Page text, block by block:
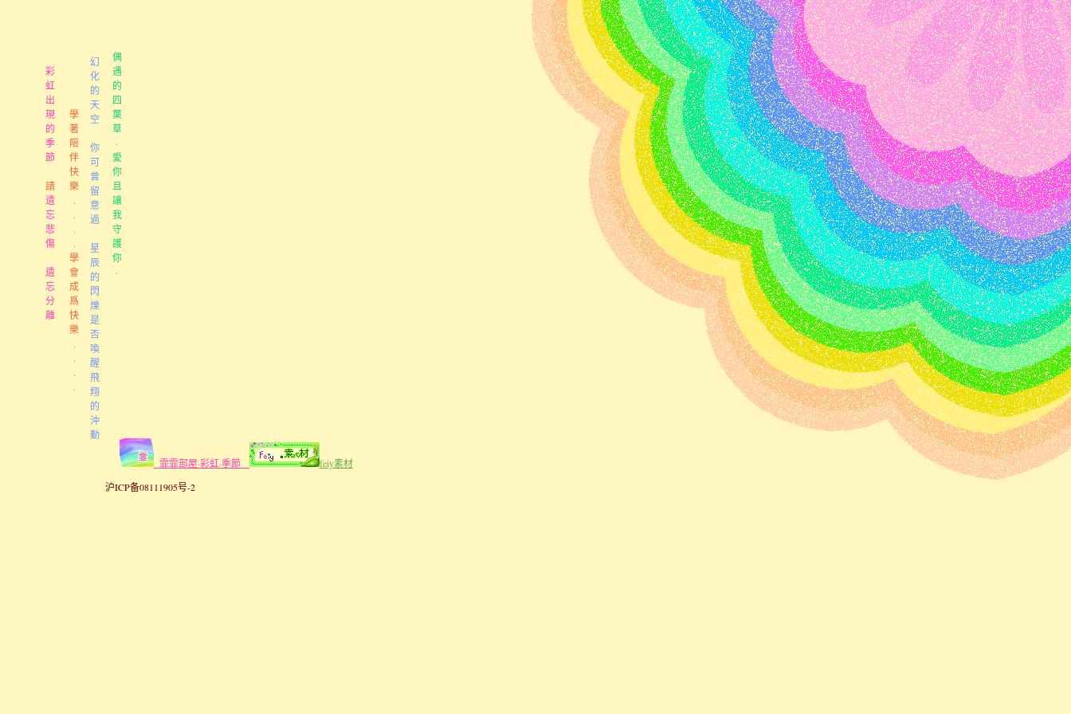
彩
虹
出
現
的
季
節
請
遺
忘
悲
傷
遺
忘
分
離
學
著
陪
伴
快
樂
.
.
.
.
學
會
成
爲
快
樂
.
.
.
.
幻
化
的
天
空
你
可
曾
留
意
過
星
辰
的
閃
爍
是
否
喚
醒
飛
翔
的
沖
動
偶
遇
的
四
葉
草
·
愛
你
且
讓
我
守
護
你
·
霏霏部屋·彩虹·季節
feiy素材
沪ICP备08111905号-2